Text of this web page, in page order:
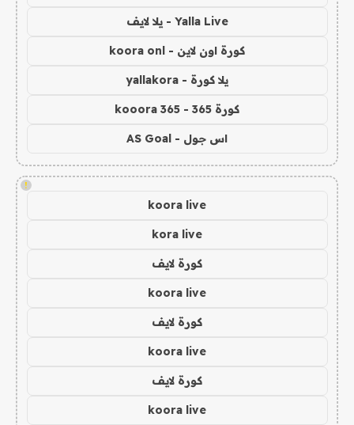
Yalla Live - يلا لايف
كورة اون لاين - koora onl
يلا كورة - yallakora
كورة 365 - kooora 365
اس جول - AS Goal
!
koora live
kora live
كورة لايف
koora live
كورة لايف
koora live
كورة لايف
koora live